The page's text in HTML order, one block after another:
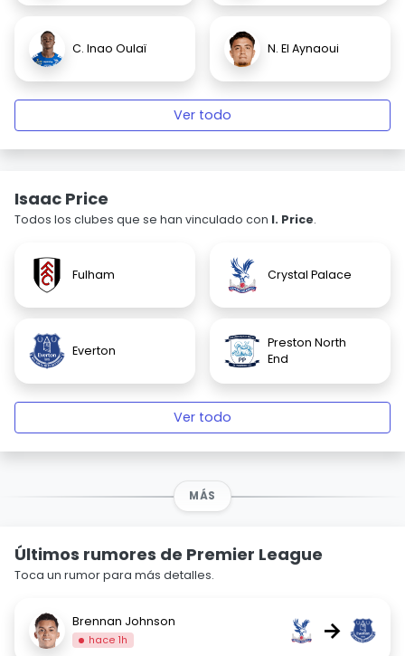
C. Inao Oulaï N. El Aynaoui
Ver todo
Isaac Price
Todos los clubes que se han vinculado con I. Price.
Fulham Crystal Palace
Everton
Preston North
End
Ver todo
MÁS
Últimos rumores de Premier League
Toca un rumor para más detalles.
Brennan Johnson
hace 1h →